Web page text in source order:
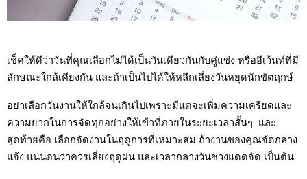
เช็คให้ดีว่าวันที่คุณเลือกไม่ได้เป็นวันเดียวกันกับคู่แข่ง หรืออีเว้นท์ที่มี
ลักษณะใกล้เคียงกัน และถ้าเป็นไปได้ให้หลีกเลี่ยงวันหยุดนักขัตฤกษ์
อย่าเลือกวันงานให้ใกล้จนเกินไปเพราะมีแต่จะเพิ่มความเครียดและ
ความยากในการจัดทุกอย่างให้เข้าที่ภายในระยะเวลาสั้นๆ  และ
สุดท้ายคือ เลือกจัดงานในฤดูการที่เหมาะสม ถ้างานของคุณจัดกลาง
แจ้ง แน่นอนว่าควรเลี่ยงฤดูฝน และเวลากลางวันช่วงแดดจัด เป็นต้น